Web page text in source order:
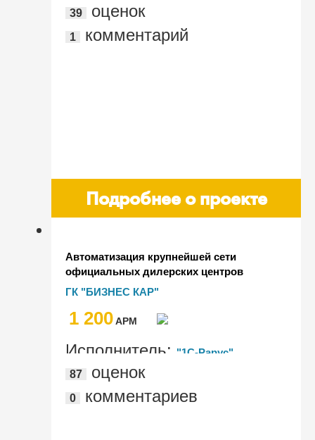
39
оценок
1 комментарий
Подробнее о проекте
Автоматизация крупнейшей сети
официальных дилерских центров
Тойота и Лексус с помощью "Альфа-
ГК "БИЗНЕС КАР"
1 200AРМ
Исполнитель: "1С-Рарус"
87
оценок
0 комментариев